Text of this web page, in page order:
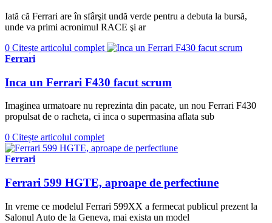
Iată că Ferrari are în sfârşit undă verde pentru a debuta la bursă,
unde va primi acronimul RACE şi ar
0 Citește articolul complet
Ferrari
Inca un Ferrari F430 facut scrum
Imaginea urmatoare nu reprezinta din pacate, un nou Ferrari F430
propulsat de o racheta, ci inca o supermasina aflata sub
0 Citește articolul complet
Ferrari
Ferrari 599 HGTE, aproape de perfectiune
In vreme ce modelul Ferrari 599XX a fermecat publicul prezent la
Salonul Auto de la Geneva, mai exista un model